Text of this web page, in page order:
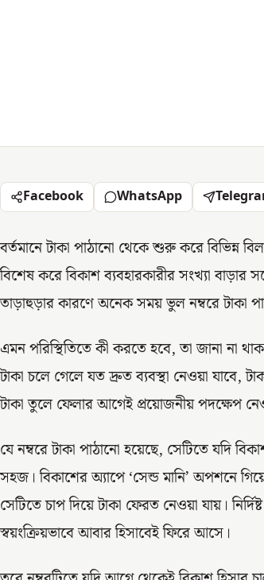
Facebook WhatsApp
বর্তমানে টাকা পাঠানো থেকে শুরু করে বিভিন্ন
বিশেষ করে বিকাশ ব্যবহারকারীর সংখ্যা বাড়ার
তাড়াহুড়ার কারণে অনেক সময় ভুল নম্বরে টাকা
এমন পরিস্থিতিতে কী করতে হবে, তা জানা না
টাকা চলে গেলে যত দ্রুত ব্যবস্থা নেওয়া যাবে,
টাকা তুলে ফেলার আগেই প্রয়োজনীয় পদক্ষেপ
যে নম্বরে টাকা পাঠানো হয়েছে, সেটিতে যদি
সহজ। বিকাশের অ্যাপে ‘সেন্ড মানি’ অপশনে
সেটিতে চাপ দিয়ে টাকা ফেরত নেওয়া যায়।
স্বয়ংক্রিয়ভাবে আবার হিসাবেই ফিরে আসে।